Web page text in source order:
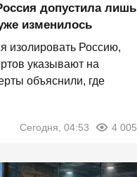
допустила лишь
изменилось
изолировать Россию,
указывают на
объяснили, где
Сегодня, 04:53 4 005